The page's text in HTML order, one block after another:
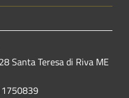
Santa Teresa di Riva ME